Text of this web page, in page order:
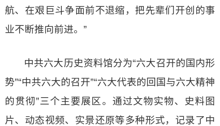
航、在艰巨斗争面前不退缩，把先辈们开创的事
业不断推向前进。”
中共六大历史资料馆分为“六大召开的国内形
势”“中共六大的召开”“六大代表的回国与六大精神
的贯彻”三个主要展区。通过文物实物、史料图
片、动态视频、实景还原等多种形式，记录了中